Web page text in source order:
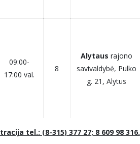
09:00-
17:00 val.
8
Alytaus rajono
savivaldybė, Pulko
g. 21, Alytus
tel.: (8-315) 377 27; 8 609 98 316.